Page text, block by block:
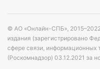
© АО «Онлайн-СПБ»,
издания (зарегистрировано
сфере связи, информационных
(Роскомнадзор) 03.12.2021